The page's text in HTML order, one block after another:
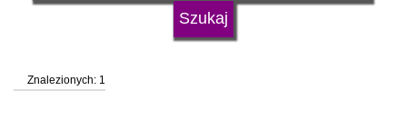
status uczelni
Znalezionych: 1